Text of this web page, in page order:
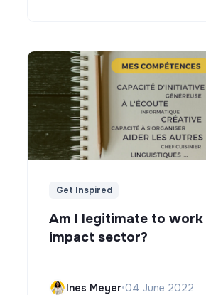
Get Inspired
Am I legitimate to
impact sector?
Ines Meyer•04 June 2022